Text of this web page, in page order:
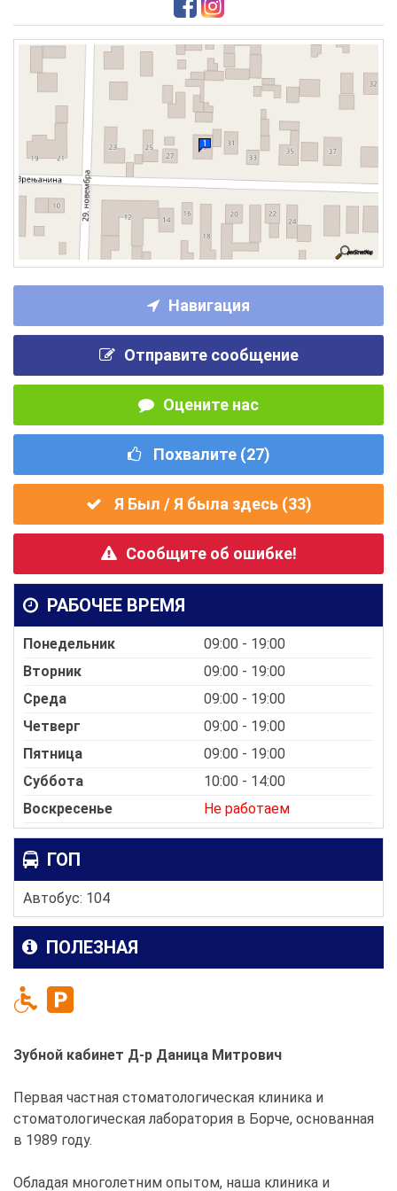
Навигация
Отправите сообщение
Оцените нас
Похвалите (27)
Я Был / Я была здесь (33)
Сообщите об ошибке!
РАБОЧЕЕ ВРЕМЯ
Понедельник
09:00 - 19:00
Вторник
09:00 - 19:00
Среда
09:00 - 19:00
Четверг
09:00 - 19:00
Пятница
09:00 - 19:00
Суббота
10:00 - 14:00
Воскресенье
Не работаем
ГОП
Автобус: 104
ПОЛЕЗНАЯ
Зубной кабинет Д-р Даница Митрович
Первая частная стоматологическая клиника и
стоматологическая лаборатория в Борче, основанная
в 1989 году.
Обладая многолетним опытом, наша клиника и